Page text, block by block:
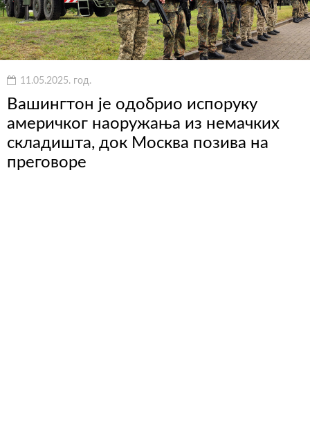
11.05.2025. год.
Вашингтон је одобрио испоруку
америчког наоружања из немачких
складишта, док Москва позива на
преговоре